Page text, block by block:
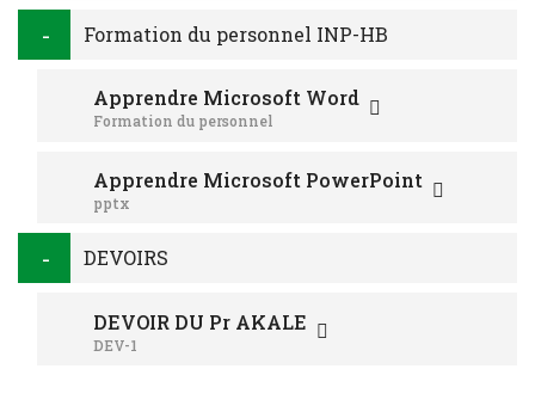
Formation du personnel INP-HB
Apprendre Microsoft Word
Formation du personnel
Apprendre Microsoft PowerPoint
pptx
DEVOIRS
DEVOIR DU Pr AKALE
DEV-1